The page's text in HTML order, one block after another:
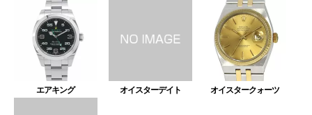
エアキング オイスターデイト オイスタークォーツ